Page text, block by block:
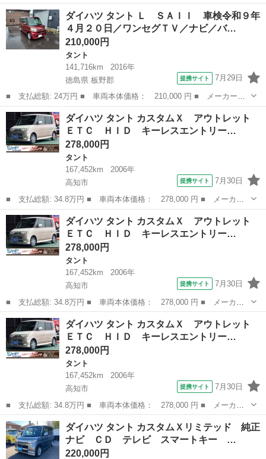
名： ダイハツ ■ 車種名： タント ■ グレード名： カスタム
Ｘ アウトレット ＥＴＣ ＨＩＤ キーレスエントリー 電動格納
ミラー ベンチ...
高知 高知市 タント ベンチシート
ダイハツ タント Ｌ ＳＡＩＩ 車検令和９年
４月２０日／ワンセグＴＶ／ナビ／バ…
210,000円
タント
141,716km
2016年
徳島県 板野郡
提携サイト 7月29日
■ 支払総額: 24万円 ■ 車両本体価格： 210,000 円 ■ メーカー
名： ダイハツ ■ 車種名： タント ■ グレード名： Ｌ ＳＡＩ
Ｉ 車検令和９年４月２０日／ワンセグＴＶ／ナビ／バックカメラ／
衝突軽減ブレーキ...
徳島 板野郡 タント
ダイハツ タント カスタムＸ アウトレット
ＥＴＣ ＨＩＤ キーレスエントリー…
278,000円
タント
167,452km
2006年
高知市
提携サイト 7月30日
■ 支払総額: 34.8万円 ■ 車両本体価格： 278,000 円 ■ メーカー
名： ダイハツ ■ 車種名： タント ■ グレード名： カスタム
Ｘ アウトレット ＥＴＣ ＨＩＤ キーレスエントリー 電動格納
ミラー ベンチ...
高知 高知市 タント ベンチシート
ダイハツ タント カスタムＸ アウトレット
ＥＴＣ ＨＩＤ キーレスエントリー…
278,000円
タント
167,452km
2006年
高知市
提携サイト 7月30日
■ 支払総額: 34.8万円 ■ 車両本体価格： 278,000 円 ■ メーカー
名： ダイハツ ■ 車種名： タント ■ グレード名： カスタム
Ｘ アウトレット ＥＴＣ ＨＩＤ キーレスエントリー 電動格納
ミラー ベンチ...
高知 高知市 タント ベンチシート
ダイハツ タント カスタムＸ アウトレット
ＥＴＣ ＨＩＤ キーレスエントリー…
278,000円
タント
167,452km
2006年
高知市
提携サイト 7月30日
■ 支払総額: 34.8万円 ■ 車両本体価格： 278,000 円 ■ メーカー
名： ダイハツ ■ 車種名： タント ■ グレード名： カスタム
Ｘ アウトレット ＥＴＣ ＨＩＤ キーレスエントリー 電動格納
ミラー ベンチ...
高知 高知市 タント ベンチシート
ダイハツ タント カスタムＸリミテッド 純正
ナビ ＣＤ テレビ スマートキー …
220,000円